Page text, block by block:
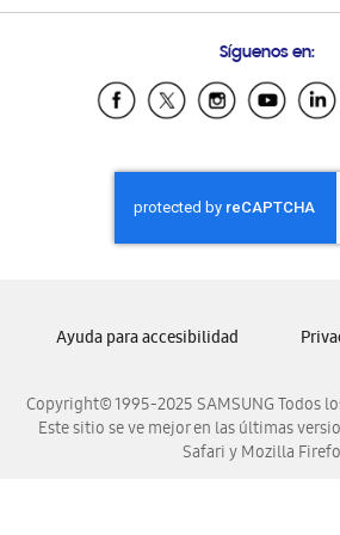
Samsung Ecuador
Samsung El
Samsung
Samsung Nicaragua
Samsung Panamá
Samsung
Síguenos en:
Copyright© 1995-2025 SAMSUNG Todos
Este sitio se ve mejor en las últimas
Safari y Mozilla
Ayuda para accesibilidad